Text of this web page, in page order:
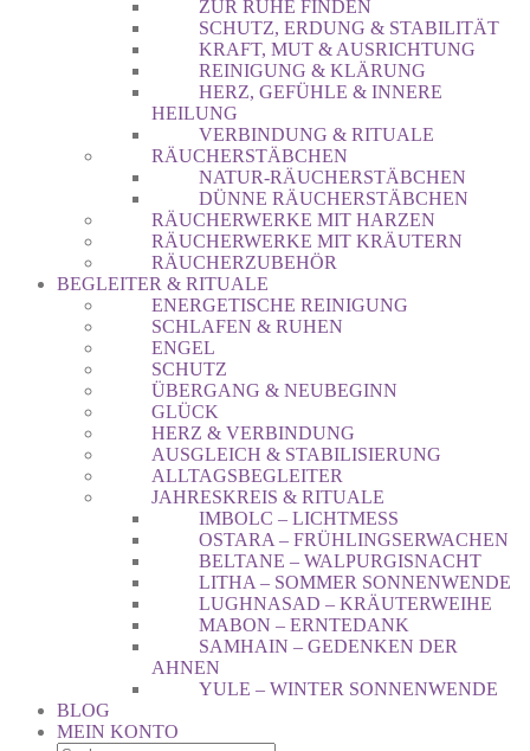
ZUR RUHE FINDEN
SCHUTZ, ERDUNG & STABILITÄT
KRAFT, MUT & AUSRICHTUNG
REINIGUNG & KLÄRUNG
HERZ, GEFÜHLE & INNERE
HEILUNG
VERBINDUNG & RITUALE
RÄUCHERSTÄBCHEN
NATUR-RÄUCHERSTÄBCHEN
DÜNNE RÄUCHERSTÄBCHEN
RÄUCHERWERKE MIT HARZEN
RÄUCHERWERKE MIT KRÄUTERN
RÄUCHERZUBEHÖR
BEGLEITER & RITUALE
ENERGETISCHE REINIGUNG
SCHLAFEN & RUHEN
ENGEL
SCHUTZ
ÜBERGANG & NEUBEGINN
GLÜCK
HERZ & VERBINDUNG
AUSGLEICH & STABILISIERUNG
ALLTAGSBEGLEITER
JAHRESKREIS & RITUALE
IMBOLC – LICHTMESS
OSTARA – FRÜHLINGSERWACHEN
BELTANE – WALPURGISNACHT
LITHA – SOMMER SONNENWENDE
LUGHNASAD – KRÄUTERWEIHE
MABON – ERNTEDANK
SAMHAIN – GEDENKEN DER
AHNEN
YULE – WINTER SONNENWENDE
BLOG
MEIN KONTO